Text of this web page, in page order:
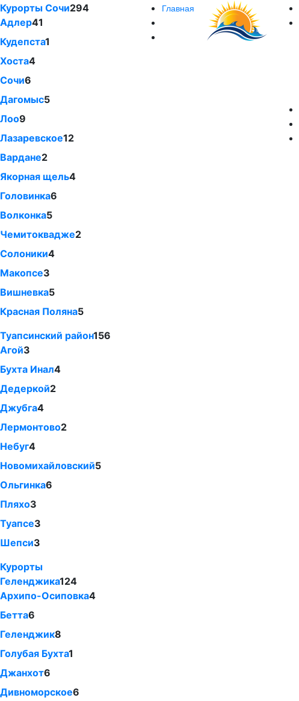
Курорты Сочи294
Адлер41
Кудепста1
Хоста4
Сочи6
Дагомыс5
Лоо9
Лазаревское12
Вардане2
Якорная щель4
Головинка6
Волконка5
Чемитоквадже2
Солоники4
Макопсе3
Вишневка5
Красная Поляна5
Туапсинский район156
Агой3
Бухта Инал4
Дедеркой2
Джубга4
Лермонтово2
Небуг4
Новомихайловский5
Ольгинка6
Пляхо3
Туапсе3
Шепси3
Курорты
Геленджика124
Архипо-Осиповка4
Бетта6
Геленджик8
Голубая Бухта1
Джанхот6
Дивноморское6
Главная